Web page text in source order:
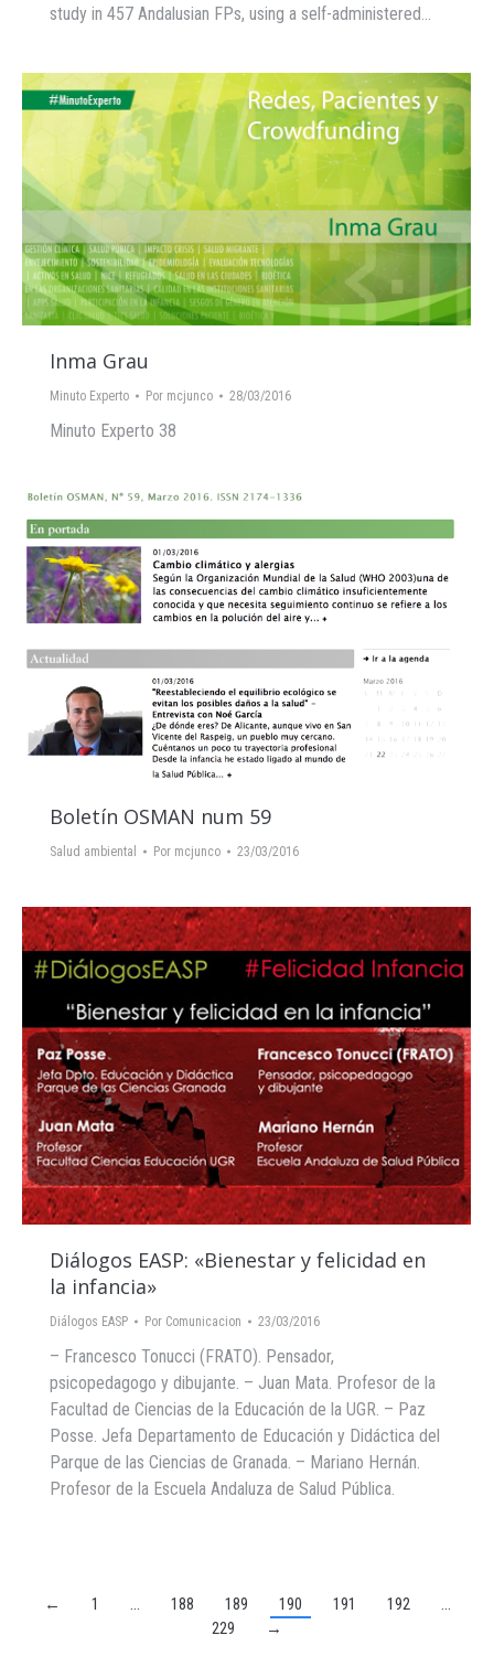
study in 457 Andalusian FPs, using a self-administered…
Inma Grau
Minuto Experto Por mcjunco 28/03/2016
Minuto Experto 38
Boletín OSMAN num 59
Salud ambiental Por mcjunco 23/03/2016
Diálogos EASP: «Bienestar y felicidad en
la infancia»
Diálogos EASP Por Comunicacion 23/03/2016
– Francesco Tonucci (FRATO). Pensador,
psicopedagogo y dibujante. – Juan Mata. Profesor de la
Facultad de Ciencias de la Educación de la UGR. – Paz
Posse. Jefa Departamento de Educación y Didáctica del
Parque de las Ciencias de Granada. – Mariano Hernán.
Profesor de la Escuela Andaluza de Salud Pública.
← 1 … 188 189 190 191 192
…
229
→